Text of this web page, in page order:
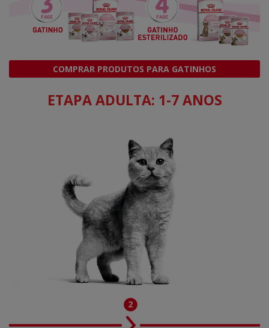
COMPRAR PRODUTOS PARA GATINHOS
ETAPA ADULTA: 1-7 ANOS